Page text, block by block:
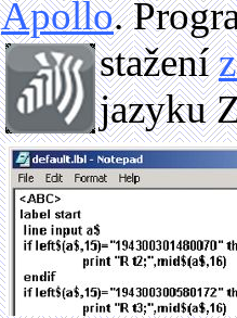
Apollo.
stažení
jazyku